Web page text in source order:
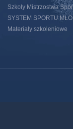
Szkoły Mistrzostwa
SYSTEM SPORTU
Materiały szkoleniowe